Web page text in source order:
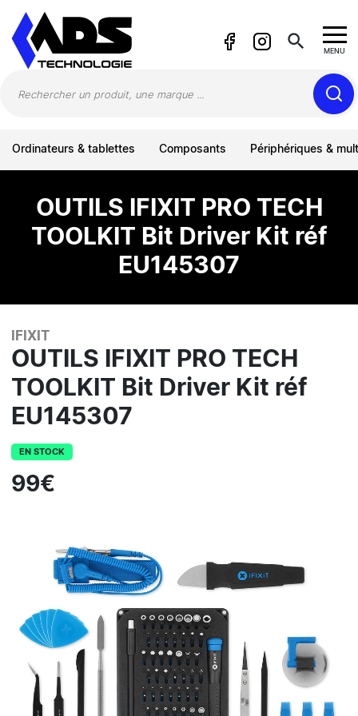
search MENU
Ordinateurs & tablettes Composants Périphériques &
OUTILS IFIXIT PRO TECH
TOOLKIT Bit Driver Kit réf
EU145307
IFIXIT
OUTILS IFIXIT PRO TECH
TOOLKIT Bit Driver Kit réf
EU145307
EN STOCK
99€